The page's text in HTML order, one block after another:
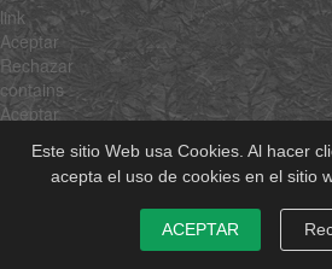
Este sitio Web usa Cookies. Al hacer
acepta el uso de cookies en el sitio
ACEPTAR
link
Aceptar
Rechazar
contains
Aceptar
append
Aceptar